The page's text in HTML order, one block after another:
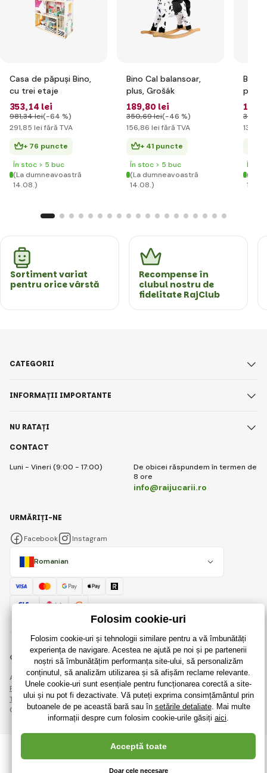
Casa de păpuși Bino,
cu trei etaje
353,14 lei
981,34 lei(-64 %)
291,85 lei fără TVA
+ 76 puncte
În stoc > 5 buc
(La dumneavoastră
14.08.)
Bino Cal balansoar,
plus, Grošák
189,80 lei
350,69 lei(-46 %)
156,86 lei fără TVA
+ 41 puncte
În stoc > 5 buc
(La dumneavoastră
14.08.)
Bino
163
300
134
În
(La
Sortiment variat
pentru orice vârstă
Recompense în
clubul nostru de
fidelitate RajClub
CONTACT
Luni - Vineri (9:00 - 17:00)
De obicei răspundem în termen de
8 ore
info@raijucarii.ro
CATEGORII
INFORMAȚII IMPORTANTE
NU RATAȚI
Romanian
URMĂRIȚI-NE
Facebook Instagram
© 2018 - 2026 RaiJucării.ro, Toate drepturile rezervate
Această pagină este protejată prin reCAPTCHA și se aplică
Regulile de protecție a datelor personalecompaniile Google și ale lor
Termeni și condiții.
Crearea de magazine online eficiente de laRIESENIA